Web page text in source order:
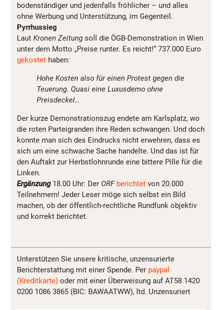
bodenständiger und jedenfalls fröhlicher – und alles
ohne Werbung und Unterstützung, im Gegenteil.
Pyrrhussieg
Laut Kronen Zeitung soll die ÖGB-Demonstration in Wien
unter dem Motto „Preise runter. Es reicht!“ 737.000 Euro
gekostet haben:
Hohe Kosten also für einen Protest gegen die
Teuerung. Quasi eine Luxusdemo ohne
Preisdeckel…
Der kurze Demonstrationszug endete am Karlsplatz, wo
die roten Parteigranden ihre Reden schwangen. Und doch
konnte man sich des Eindrucks nicht erwehren, dass es
sich um eine schwache Sache handelte. Und das ist für
den Auftakt zur Herbstlohnrunde eine bittere Pille für die
Linken.
Ergänzung 18.00 Uhr: Der ORF berichtet von 20.000
Teilnehmern! Jeder Leser möge sich selbst ein Bild
machen, ob der öffentlich-rechtliche Rundfunk objektiv
und korrekt berichtet.
Unterstützen Sie unsere kritische, unzensurierte
Berichterstattung mit einer Spende. Per paypal
(Kreditkarte) oder mit einer Überweisung auf AT58 1420
0200 1086 3865 (BIC: BAWAATWW), ltd. Unzensuriert